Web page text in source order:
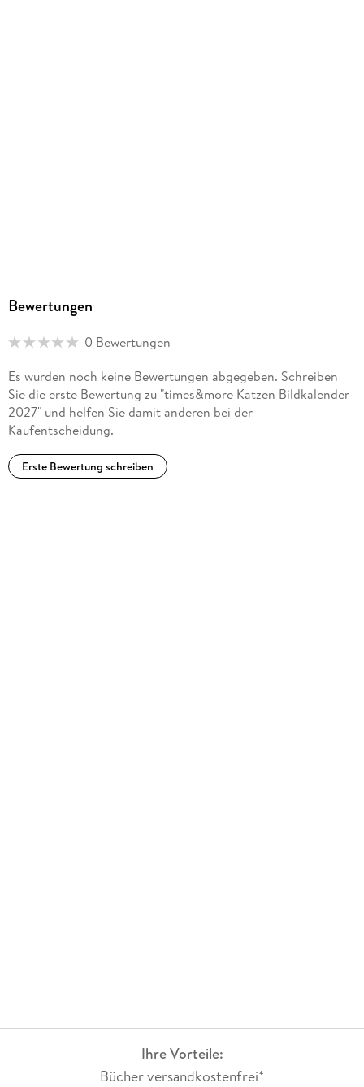
Bewertungen
0 Bewertungen
Es wurden noch keine Bewertungen abgegeben. Schreiben
Sie die erste Bewertung zu "times&more Katzen Bildkalender
2027" und helfen Sie damit anderen bei der
Kaufentscheidung.
Erste Bewertung schreiben
Ihre Vorteile:
Bücher versandkostenfrei*